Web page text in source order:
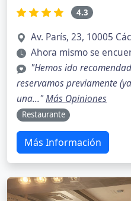
4.3
Av. París, 23, 10005
Ahora mismo se
"Hemos ido
reservamos previamente
una..."Más Opiniones
Restaurante
Más Información